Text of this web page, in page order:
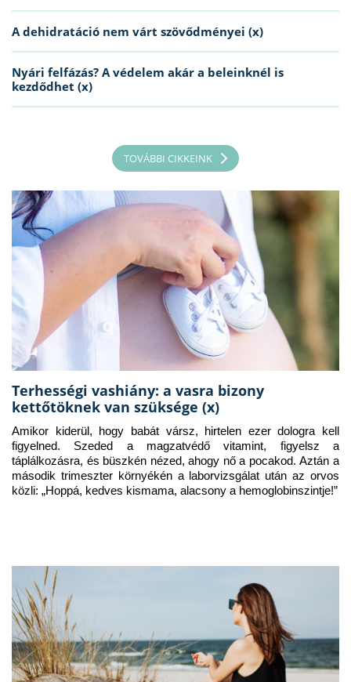
A dehidratáció nem várt szövődményei (x)
Nyári felfázás? A védelem akár a beleinknél is
kezdődhet (x)
TOVÁBBI CIKKEINK
Terhességi vashiány: a vasra bizony
kettőtöknek van szüksége (x)
Amikor kiderül, hogy babát vársz, hirtelen ezer dologra kell
figyelned. Szeded a magzatvédő vitamint, figyelsz a
táplálkozásra, és büszkén nézed, ahogy nő a pocakod. Aztán a
második trimeszter környékén a laborvizsgálat után az orvos
közli: „Hoppá, kedves kismama, alacsony a hemoglobinszintje!”